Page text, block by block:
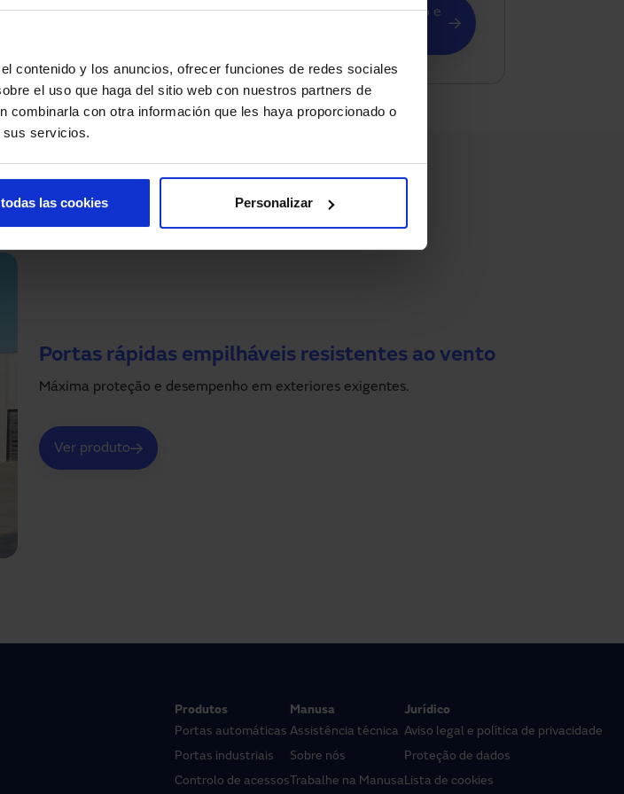
contenido y los anuncios, ofrecer funciones de redes sociales
el uso que haga del sitio web con nuestros partners de
con otra información que les haya proporcionado o
sus servicios.
Personalizar
las cookies
a porta por onde
condições
nas lonas.
Solicitar aconselhamento e
Portas rápidas empilháveis resistentes ao vento
Máxima proteção e desempenho em exteriores exigentes.
Ver produto
Produtos
Portas automáticas
Portas industriais
Controlo de acessos
Manusa
Assistência técnica
Sobre nós
Trabalhe na Manusa
Jurídico
Aviso legal e política de privacidade
Proteção de dados
Lista de cookies